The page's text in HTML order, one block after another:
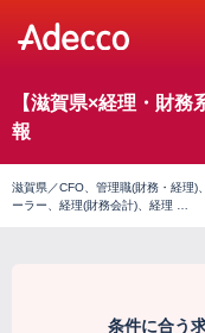
【滋賀県×経理・財
報
滋賀県／CFO、管理職(財務・経理)
ーラー、経理(財務会計)、経理 …
条件に合う